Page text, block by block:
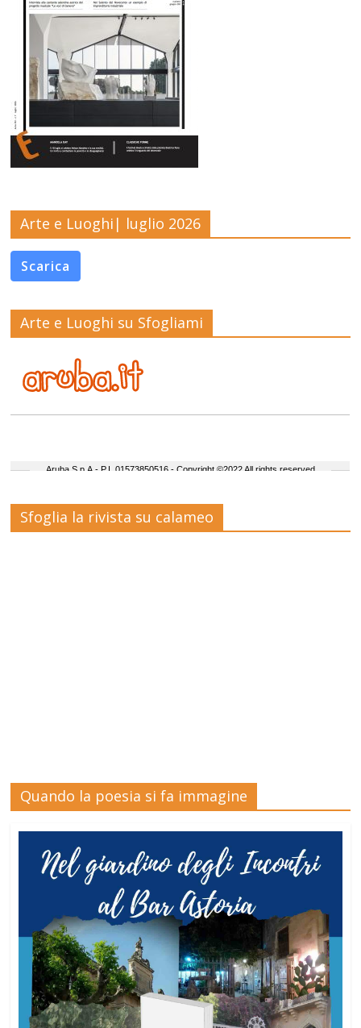
Arte e Luoghi| luglio 2026
Scarica
Arte e Luoghi su Sfogliami
Sfoglia la rivista su calameo
Quando la poesia si fa immagine